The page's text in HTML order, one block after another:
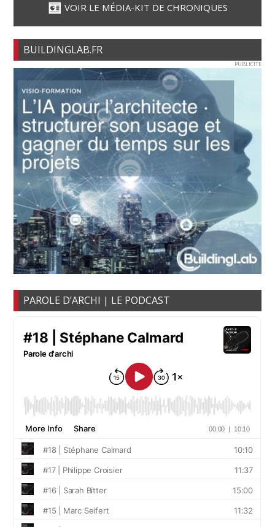
VOIR LE MÉDIA-KIT DE CHRONIQUES
BUILDINGLAB.FR
PUBLICITE
PAROLE D’ARCHI | LE PODCAST